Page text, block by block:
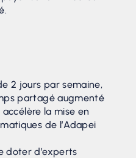
2 jours par semaine,
partagé augmenté
la mise en
de l’Adapei
doter d’experts